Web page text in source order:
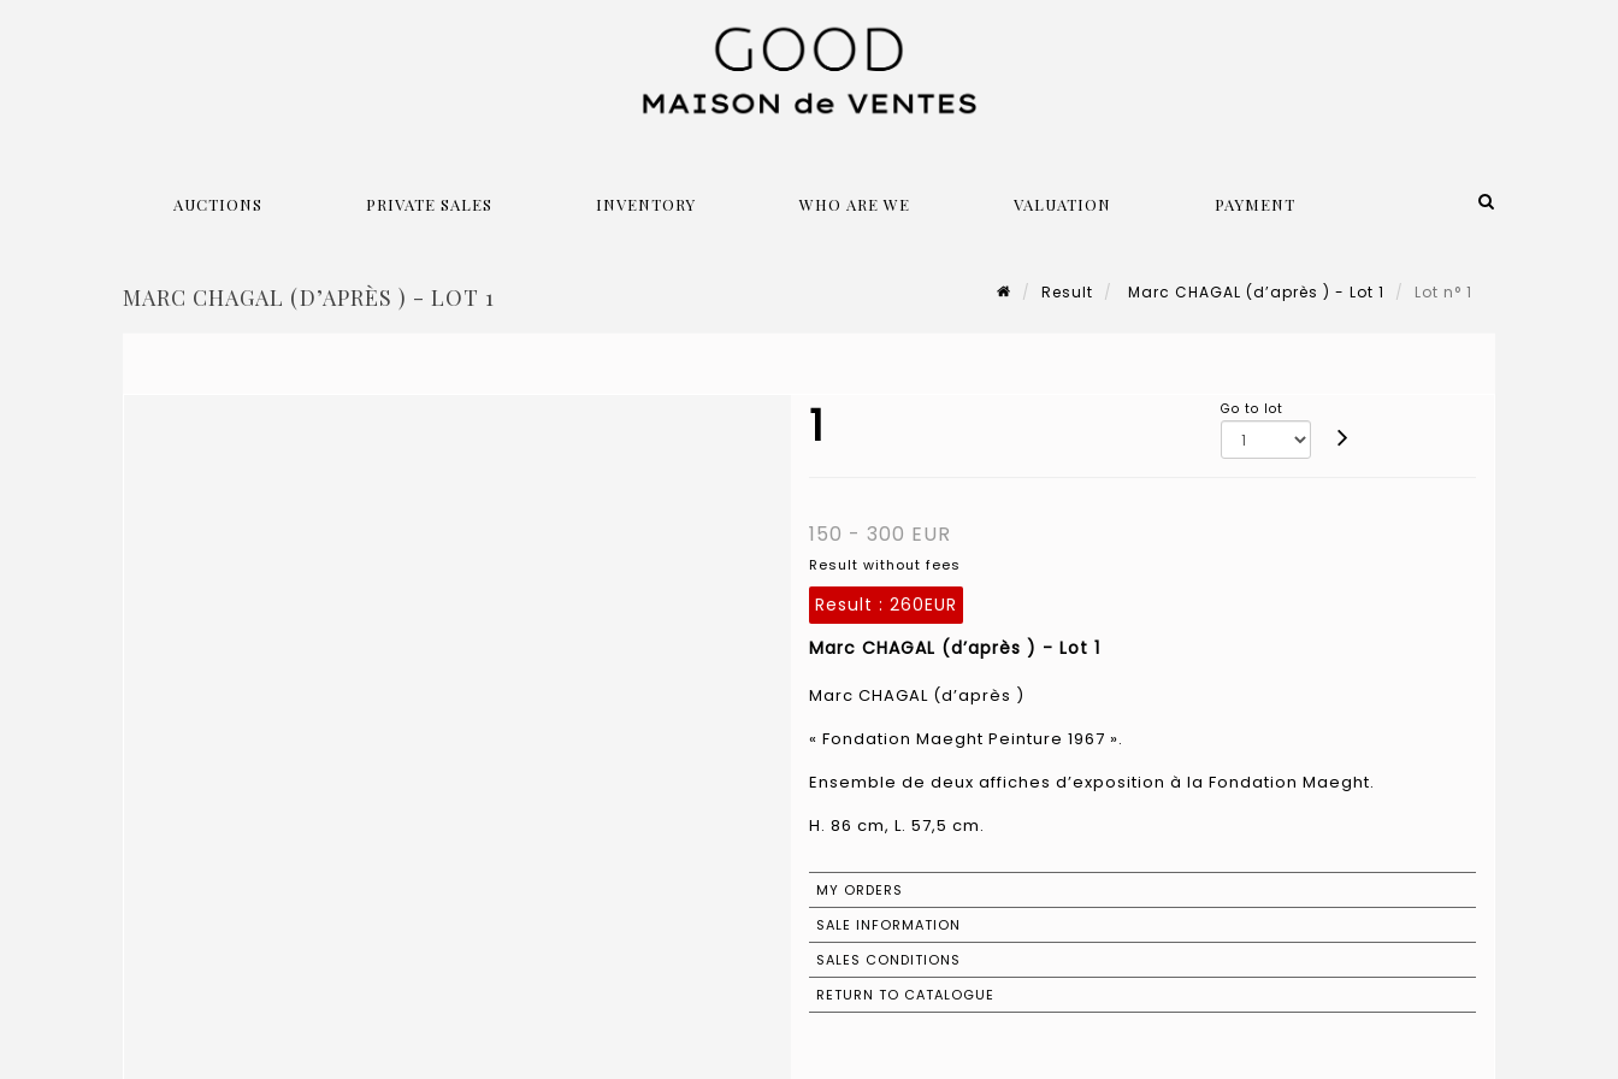
AUCTIONS PRIVATE SALES INVENTORY WHO ARE WE VALUATION PAYMENT
MARC CHAGAL (D’APRÈS ) - LOT 1 Result Marc CHAGAL (d’après ) - Lot 1 Lot n° 1
1 Go to lot
150 - 300 EUR
Result without fees
Result : 260EUR
Marc CHAGAL (d’après ) - Lot 1
Marc CHAGAL (d’après )
« Fondation Maeght Peinture 1967 ».
Ensemble de deux affiches d’exposition à la Fondation Maeght.
H. 86 cm, L. 57,5 cm.
MY ORDERS
SALE INFORMATION
SALES CONDITIONS
RETURN TO CATALOGUE